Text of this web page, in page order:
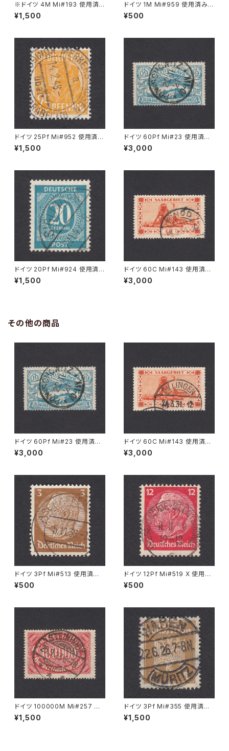
※ドイツ 4M Mi#193 使用済
み切手｜VARREL 30.11.1922
¥1,500
ドイツ 1M Mi#959 使用済み切
手｜STENDAL 11.8.1947
¥500
ドイツ 25Pf Mi#952 使用済み
切手｜MERKERSHAUSEN 14.
2.1948
¥1,500
ドイツ 60Pf Mi#23 使用済み
切手｜PONISCHOWITZ 22.1
1.1921
¥3,000
ドイツ 20Pf Mi#924 使用済み
切手｜SIGLINGEN 7.11.1947
¥1,500
ドイツ 60C Mi#143 使用済み
切手｜EINÖD 8.9.1934
¥3,000
その他の商品
ドイツ 60Pf Mi#23 使用済み
切手｜PONISCHOWITZ 22.1
1.1921
¥3,000
ドイツ 60C Mi#143 使用済み
切手｜DILLINGEN 24.3.1931
¥3,000
ドイツ 3Pf Mi#513 使用済み
切手｜ASCHAFFENBURG 5.1
1.1936
¥500
ドイツ 12Pf Mi#519 X 使用済
み切手｜WESERMÜNDE-GE
ESTEMÜNDE 11.11.1939
¥500
ドイツ 100000M Mi#257 使
用済み切手｜STEINHUDE 25.
9.1923
¥1,500
ドイツ 3Pf Mi#355 使用済み
切手｜WAREN (MÜRITZ) 22.
6.1926
¥1,500